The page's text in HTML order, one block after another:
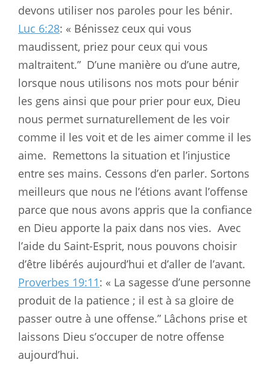
devons utiliser nos paroles pour les bénir.
Luc 6:28: « Bénissez ceux qui vous
maudissent, priez pour ceux qui vous
maltraitent.” D’une manière ou d’une autre,
lorsque nous utilisons nos mots pour bénir
les gens ainsi que pour prier pour eux, Dieu
nous permet surnaturellement de les voir
comme il les voit et de les aimer comme il les
aime. Remettons la situation et l’injustice
entre ses mains. Cessons d’en parler. Sortons
meilleurs que nous ne l’étions avant l’offense
parce que nous avons appris que la confiance
en Dieu apporte la paix dans nos vies. Avec
l’aide du Saint-Esprit, nous pouvons choisir
d’être libérés aujourd’hui et d’aller de l’avant.
Proverbes 19:11: « La sagesse d’une personne
produit de la patience ; il est à sa gloire de
passer outre à une offense.” Lâchons prise et
laissons Dieu s’occuper de notre offense
aujourd’hui.